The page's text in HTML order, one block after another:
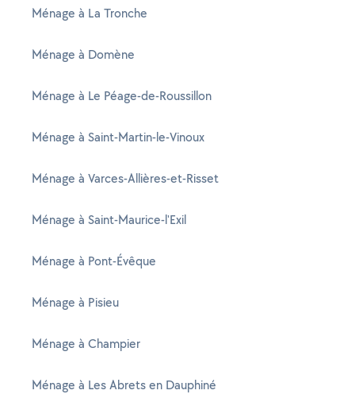
Ménage à La Tronche
Ménage à Domène
Ménage à Le Péage-de-Roussillon
Ménage à Saint-Martin-le-Vinoux
Ménage à Varces-Allières-et-Risset
Ménage à Saint-Maurice-l'Exil
Ménage à Pont-Évêque
Ménage à Pisieu
Ménage à Champier
Ménage à Les Abrets en Dauphiné